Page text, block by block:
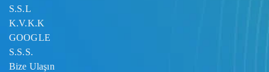
S.S.L
K.V.K.K
GOOGLE
S.S.S.
Bize Ulaşın